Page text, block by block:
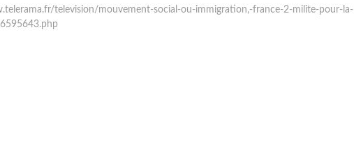
television/mouvement-social-ou-immigration,-france-2-milite-pour-la-